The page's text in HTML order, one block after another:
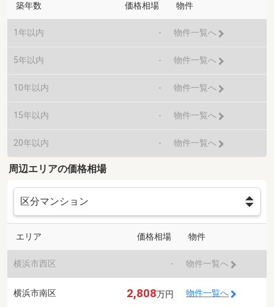
築年数 価格相場 物件
1年以内 - 物件一覧へ
5年以内 - 物件一覧へ
10年以内 - 物件一覧へ
15年以内 - 物件一覧へ
20年以内 - 物件一覧へ
周辺エリアの価格相場
エリア 価格相場 物件
横浜市西区 - 物件一覧へ
横浜市南区 2,808万円 物件一覧へ